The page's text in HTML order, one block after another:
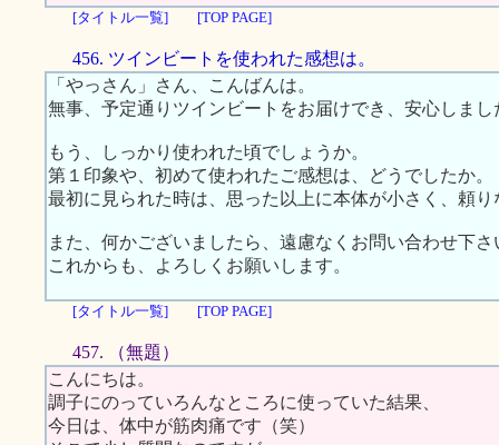
[タイトル一覧] [TOP PAGE]
456. ツインビートを使われた感想は。
「やっさん」さん、こんばんは。
無事、予定通りツインビートをお届けでき、安心しまし
もう、しっかり使われた頃でしょうか。
第１印象や、初めて使われたご感想は、どうでしたか。
最初に見られた時は、思った以上に本体が小さく、頼
また、何かございましたら、遠慮なくお問い合わせ下さ
これからも、よろしくお願いします。
[タイトル一覧] [TOP PAGE]
457. （無題）
こんにちは。
調子にのっていろんなところに使っていた結果、
今日は、体中が筋肉痛です（笑）